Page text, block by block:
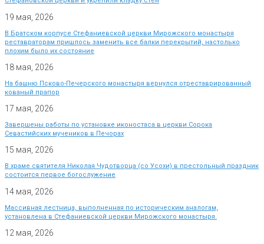
19 мая, 2026
В Братском корпусе Стефаниевской церкви Мирожского монастыря
реставраторам пришлось заменить все балки перекрытий, настолько
плохим было их состояние
18 мая, 2026
На башню Псково-Печерского монастыря вернулся отреставрированный
кованый прапор
17 мая, 2026
Завершены работы по установке иконостаса в церкви Сорока
Севастийских мучеников в Печорах
15 мая, 2026
В храме святителя Николая Чудотворца (со Усохи) в престольный праздник
состоится первое богослужение
14 мая, 2026
Массивная лестница, выполненная по историческим аналогам,
установлена в Стефаниевской церкви Мирожского монастыря.
12 мая, 2026